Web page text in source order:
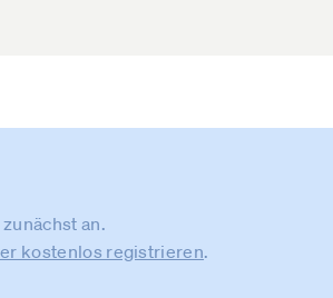
an.
kostenlos registrieren.